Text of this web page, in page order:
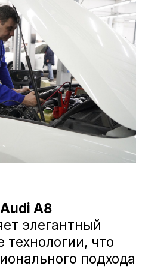
схождения Audi A8
Audi A8
ступицы Audi A8
Audi A8
Audi A8
и записи
и